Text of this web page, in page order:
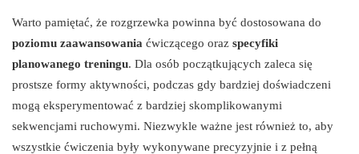
Warto pamiętać, że rozgrzewka powinna być dostosowana do
poziomu zaawansowania ćwiczącego oraz specyfiki
planowanego treningu. Dla osób początkujących zaleca się
prostsze formy aktywności, podczas gdy bardziej doświadczeni
mogą eksperymentować z bardziej skomplikowanymi
sekwencjami ruchowymi. Niezwykle ważne jest również to, aby
wszystkie ćwiczenia były wykonywane precyzyjnie i z pełną